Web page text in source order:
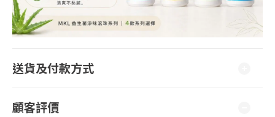
送貨及付款方式
顧客評價